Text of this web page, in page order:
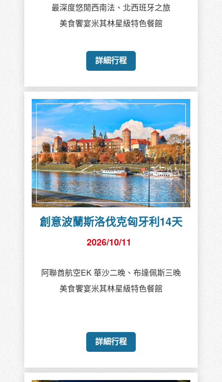
最深度悠閒西南法、北西班牙之旅
美食饗宴米其林星級特色餐館
詳細行程
創意波蘭斯洛伐克匈牙利14天
2026/10/11
阿聯酋航空EK 華沙二晚、布達佩斯三晚
美食饗宴米其林星級特色餐館
詳細行程